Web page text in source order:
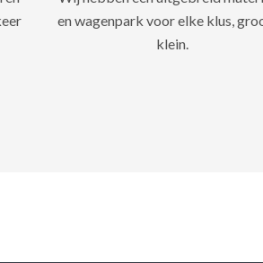
en wagenpark voor elke klus,
klein.